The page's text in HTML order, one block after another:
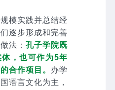
模实践并总结经
逐步形成和完善
法： 孔子学院既
，也可作为5年
合作项目。 办学
语言文化为主，